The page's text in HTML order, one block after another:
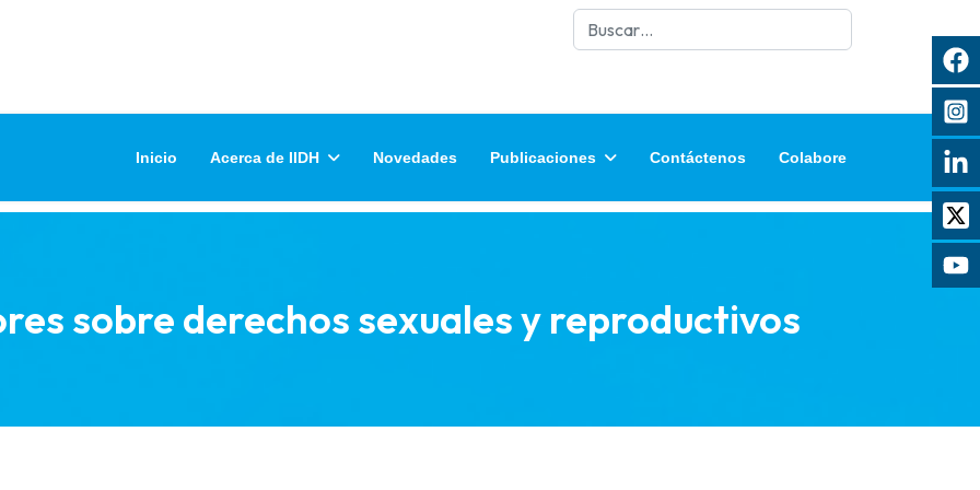
Buscar
Inicio Acerca de IIDH Novedades Publicaciones Contáctenos Colabore
sobre derechos sexuales y reproductivos